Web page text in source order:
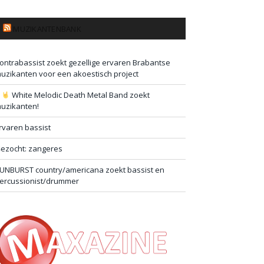
zoekt gezellige ervaren Brabantse
voor een akoestisch project
White Melodic Death Metal Band zoekt
bassist
zangeres
country/americana zoekt bassist en
drummer